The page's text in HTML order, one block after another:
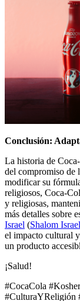
Conclusión:
La historia de
del compromiso de
modificar su
religiosos, Coca-
y religiosas,
más detalles sobre
Israel (Shalom Israel
el impacto cultural
un producto
¡Salud!
#CocaCola
#CulturaYReligión